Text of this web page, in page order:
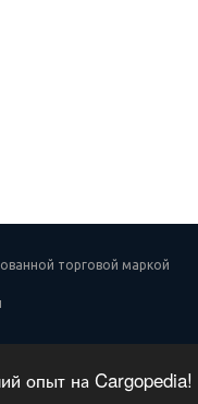
опыт на Cargopedia!
торговой маркой